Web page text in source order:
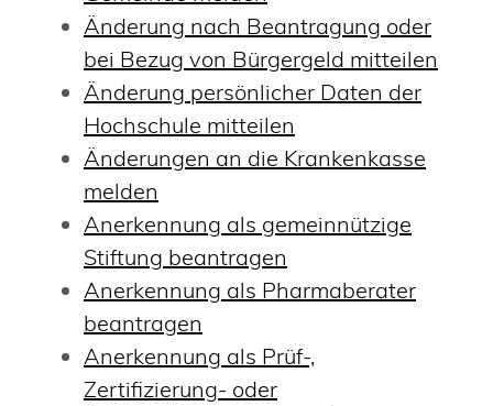
Änderung nach Beantragung oder
bei Bezug von Bürgergeld mitteilen
Änderung persönlicher Daten der
Hochschule mitteilen
Änderungen an die Krankenkasse
melden
Anerkennung als gemeinnützige
Stiftung beantragen
Anerkennung als Pharmaberater
beantragen
Anerkennung als Prüf-,
Zertifizierung- oder